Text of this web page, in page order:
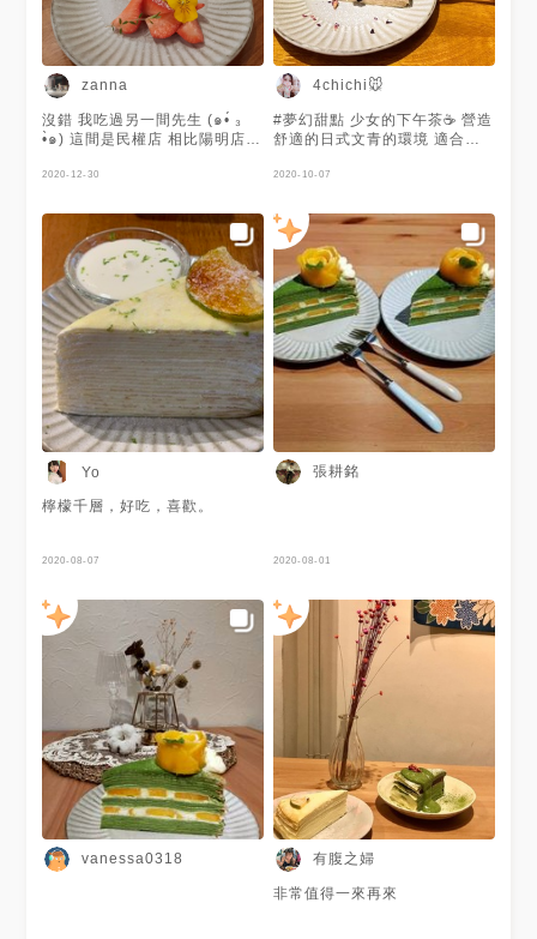
zanna
沒錯 我吃過另一間先生 (๑•́ ₃
•̀๑) 這間是民權店 相比陽明店
喔 但是品項沒有因此縮減 放心
厭吃草莓醬 但是喜歡草莓 看到
這個圖馬上點下去 終於不是草
莓醬的蛋糕了 看圖就知道他用
料實在 擺盤也漂亮 千層口感也
很好 甜度也剛好 加上草莓增添
風味 抹茶起司千層 個人也蠻喜
歡抹茶品項 這次還加入起司 是
不是超級罪惡 但是他非常膩口
吃到一半就有點想投降 抹茶很
有味道 吃下去當下是苦的 後面
甜味會湧上 甜度不低 加上起司
容易膩 個人排名 季節限度草莓
＞抹茶起司 推薦 ❤❤❤❤🤍 CP
值 ❤❤❤🤍🤍
2020-12-30
4chichi🐭
#夢幻甜點 少女的下午茶☕️ 營造
舒適的日式文青的環境 適合悠
孩一個人就吃了兩片千層 #覆盆
#高雄市#高雄美食#千層蛋糕#
日式#下午茶#甜點
2020-10-07
Yo
檸檬千層，好吃，喜歡。
2020-08-07
張耕銘
2020-08-01
vanessa0318 有腹之婦
非常值得一來再來